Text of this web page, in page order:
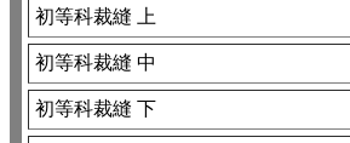
初等科裁縫 上
初等科裁縫 中
初等科裁縫 下